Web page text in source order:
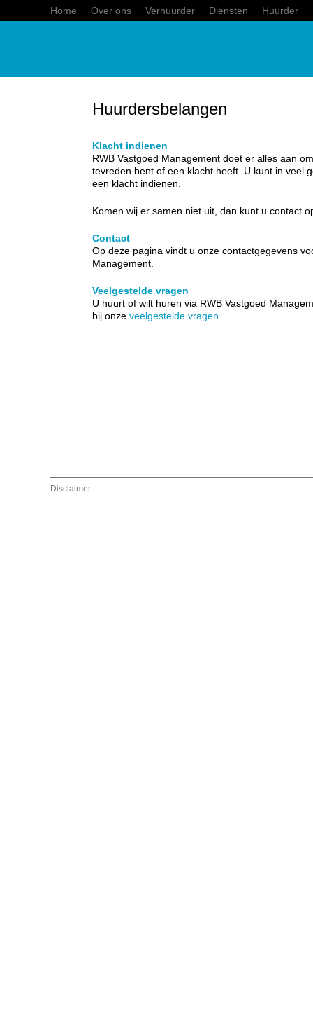
Home Over ons Verhuurder Diensten Huurder
Huurdersbelangen
Klacht indienen
RWB Vastgoed Management doet er alles aan
tevreden bent of een klacht heeft. U kunt in veel
een klacht indienen.
Komen wij er samen niet uit, dan kunt u contact
Contact
Op deze pagina vindt u onze contactgegevens
Management.
Veelgestelde vragen
U huurt of wilt huren via RWB Vastgoed
bij onze veelgestelde vragen
Disclaimer